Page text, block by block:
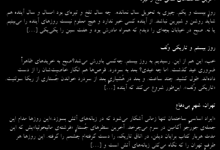
روزِ بیست و یکم. چیزی به تحویل سال نمانده. چه سال تلخ و تیره‌ای بود امسال و سال آینده هم
شاید روشن و شیرین نباشد. از آینده کسی خبر ندارد و هیچ معلوم نیست روزهای آینده را می‌بینیم
یا نه. صبح در خیابان بچه‌ای را دیدم که همراه مادرش بود و هفت سین را یکی‌یکی […]
روز بیستم و تاریکی وُلف
خب، این هم از این. رسیدیم به روز بیستم. چه‌کسی باورش می‌شد؟صبح به خریدهای ظاهراً
ضروری عید گذشت. اما چه عیدی؟ بعد به سردرد. قرص‌ها هم انگار خاصیت‌شان را از دست
داده‌اند. طول کشید. چند ساعت. و بعد در هُشیاریِ بعد از سردرد خواندن جُستاری از ربکا سولنیت.
«تاریکی وُلف». این‌طور شروع می‌‌کند که آینده […]
تهران، شهرِ بی‌دفاع
«ایراد اساسیِ ساختمان تنها زمانی آشکار می‌شود که در زبانه‌‌های آتش بسوزد.»این روزها مدام این
جمله‌ی جورجو آگامبن در سرم می‌چرخد. آخرین سطرهای جُستارِ «فرشته‌ی مالیخولیا»یش که این
مدت هربار کتاب برایان دیلن، در اتاق تاریک، را دست گرفته‌ام چشمم را گرفته. این روزها هر
طرفِ تهران را که نگاه می‌کنی زبانه‌های آتش است و […]